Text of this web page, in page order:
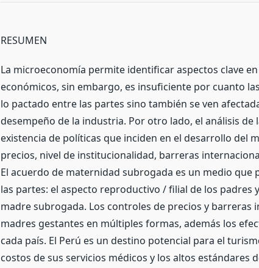
RESUMEN
La microeconomía permite identificar aspectos clave
económicos, sin embargo, es insuficiente por cuanto
lo pactado entre las partes sino también se ven
desempeño de la industria. Por otro lado, el análisis de
existencia de políticas que inciden en el desarrollo del
precios, nivel de institucionalidad, barreras
El acuerdo de maternidad subrogada es un medio que
las partes: el aspecto reproductivo / filial de los padres
madre subrogada. Los controles de precios y barreras
madres gestantes en múltiples formas, además los
cada país. El Perú es un destino potencial para el
costos de sus servicios médicos y los altos estándares